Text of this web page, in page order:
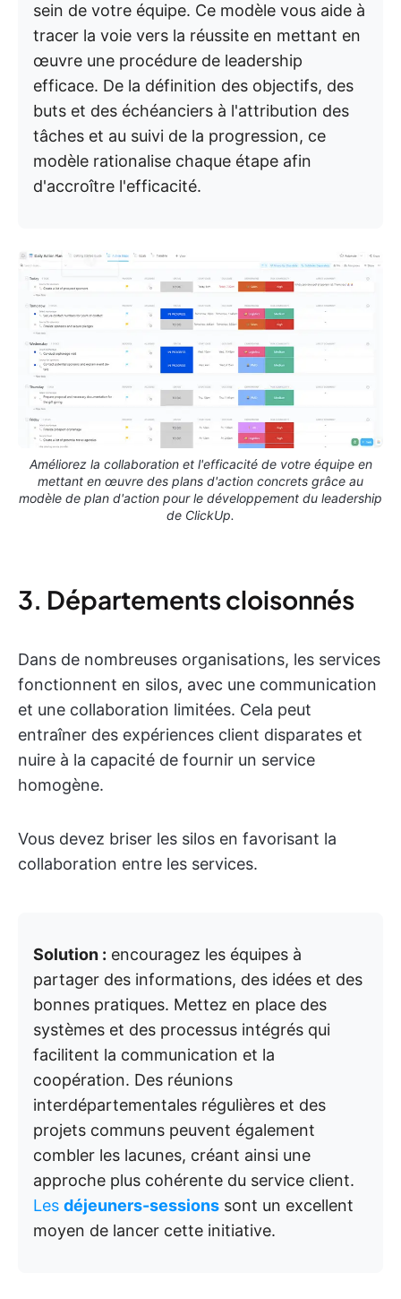
sein de votre équipe. Ce modèle vous aide à
tracer la voie vers la réussite en mettant en
œuvre une procédure de leadership
efficace. De la définition des objectifs, des
buts et des échéanciers à l'attribution des
tâches et au suivi de la progression, ce
modèle rationalise chaque étape afin
d'accroître l'efficacité.
Améliorez la collaboration et l'efficacité de votre équipe en
mettant en œuvre des plans d'action concrets grâce au
modèle de plan d'action pour le développement du leadership
de ClickUp.
3. Départements cloisonnés
Dans de nombreuses organisations, les services
fonctionnent en silos, avec une communication
et une collaboration limitées. Cela peut
entraîner des expériences client disparates et
nuire à la capacité de fournir un service
homogène.
Vous devez briser les silos en favorisant la
collaboration entre les services.
Solution : encouragez les équipes à
partager des informations, des idées et des
bonnes pratiques. Mettez en place des
systèmes et des processus intégrés qui
facilitent la communication et la
coopération. Des réunions
interdépartementales régulières et des
projets communs peuvent également
combler les lacunes, créant ainsi une
approche plus cohérente du service client.
Les déjeuners-sessions sont un excellent
moyen de lancer cette initiative.